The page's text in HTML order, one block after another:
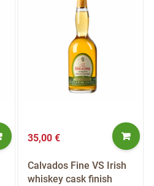
35,00 €
Calvados Fine VS Irish
whiskey cask finish